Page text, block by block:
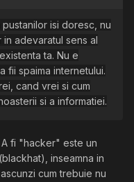
pustanilor isi doresc, nu
in adevaratul sens al
ta. Nu e
fii spaima internetului.
cand vrei si cum
si a informatiei.
fi "hacker" este un
inseamna in
cum trebuie nu